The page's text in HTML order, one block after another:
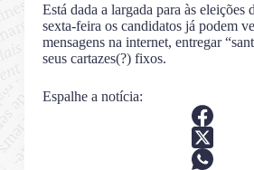
Está dada a largada para às eleições
sexta-feira os candidatos já podem
mensagens na internet, entregar
seus cartazes(?) fixos.
Espalhe a notícia: